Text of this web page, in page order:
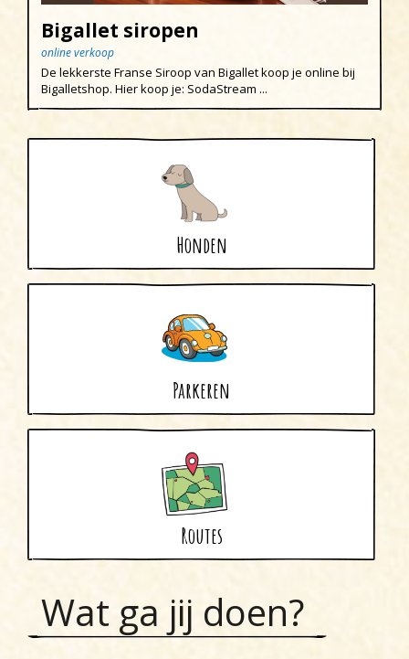
Bigallet siropen
online verkoop
De lekkerste Franse Siroop van Bigallet koop je online bij
Bigalletshop. Hier koop je: SodaStream ...
Honden
Parkeren
Routes
Wat ga jij doen?